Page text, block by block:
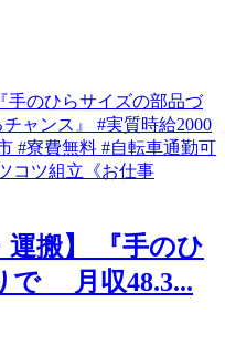
運搬】 『手のひ
で 月収48.3...